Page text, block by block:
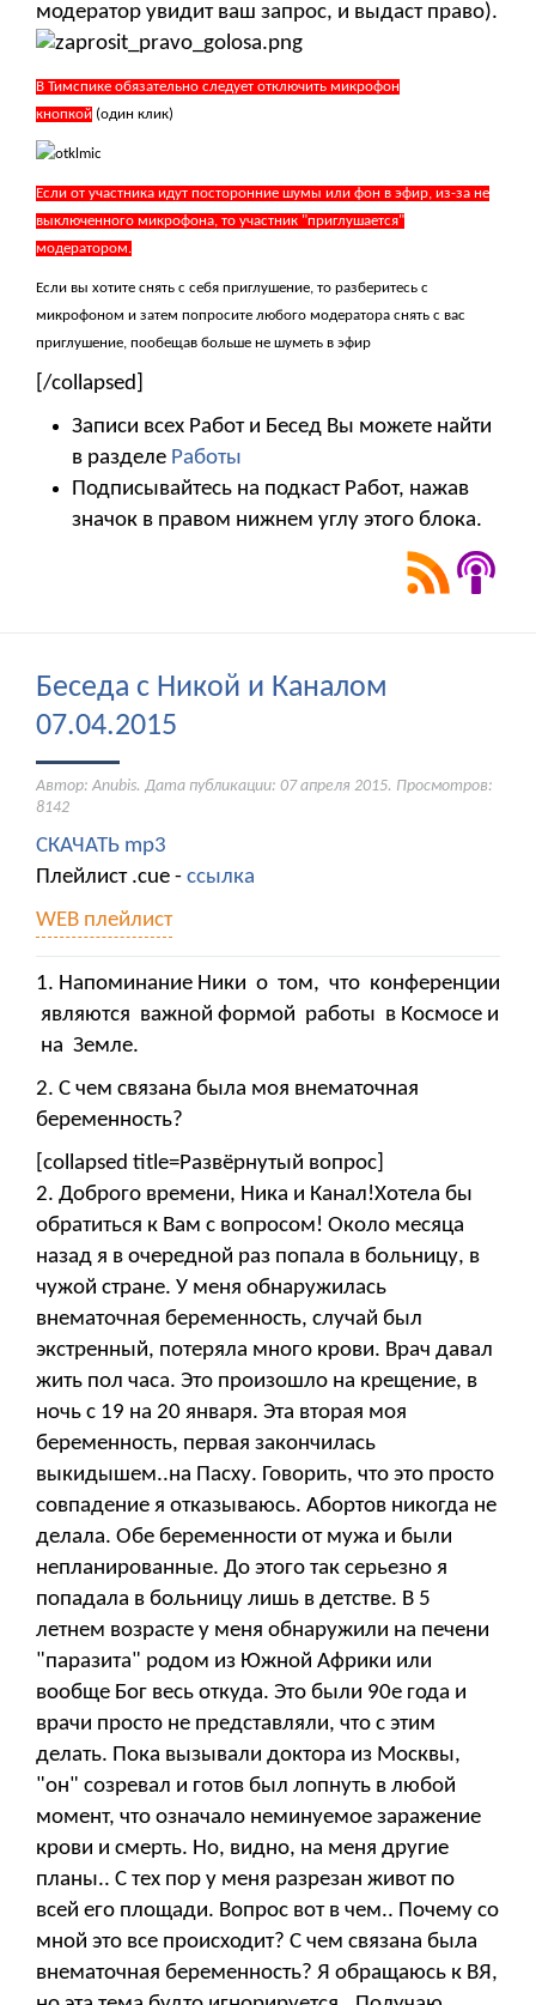
модератор увидит ваш запрос, и выдаст право).
В Тимспике обязательно следует отключить микрофон
кнопкой (один клик)
Если от участника идут посторонние шумы или фон в эфир, из-за не
выключенного микрофона, то участник "приглушается"
модератором.
Если вы хотите снять с себя приглушение, то разберитесь с
микрофоном и затем попросите любого модератора снять с вас
приглушение, пообещав больше не шуметь в эфир
[/collapsed]
Записи всех Работ и Бесед Вы можете найти
в разделе Работы
Подписывайтесь на подкаст Работ, нажав
значок в правом нижнем углу этого блока.
Беседа с Никой и Каналом
07.04.2015
Автор: Anubis. Дата публикации: 07 апреля 2015. Просмотров:
8142
СКАЧАТЬ mp3
Плейлист .cue - ссылка
WEB плейлист
1. Напоминание Ники о том, что конференции
являются важной формой работы в Космосе и
на Земле.
2. С чем связана была моя внематочная
беременность?
[collapsed title=Развёрнутый вопрос]
2. Доброго времени, Ника и Канал!Хотела бы
обратиться к Вам с вопросом! Около месяца
назад я в очередной раз попала в больницу, в
чужой стране. У меня обнаружилась
внематочная беременность, случай был
экстренный, потеряла много крови. Врач давал
жить пол часа. Это произошло на крещение, в
ночь с 19 на 20 января. Эта вторая моя
беременность, первая закончилась
выкидышем..на Пасху. Говорить, что это просто
совпадение я отказываюсь. Абортов никогда не
делала. Обе беременности от мужа и были
непланированные. До этого так серьезно я
попадала в больницу лишь в детстве. В 5
летнем возрасте у меня обнаружили на печени
"паразита" родом из Южной Африки или
вообще Бог весь откуда. Это были 90е года и
врачи просто не представляли, что с этим
делать. Пока вызывали доктора из Москвы,
"он" созревал и готов был лопнуть в любой
момент, что означало неминуемое заражение
крови и смерть. Но, видно, на меня другие
планы.. С тех пор у меня разрезан живот по
всей его площади. Вопрос вот в чем.. Почему со
мной это все происходит? С чем связана была
внематочная беременность? Я обращаюсь к ВЯ,